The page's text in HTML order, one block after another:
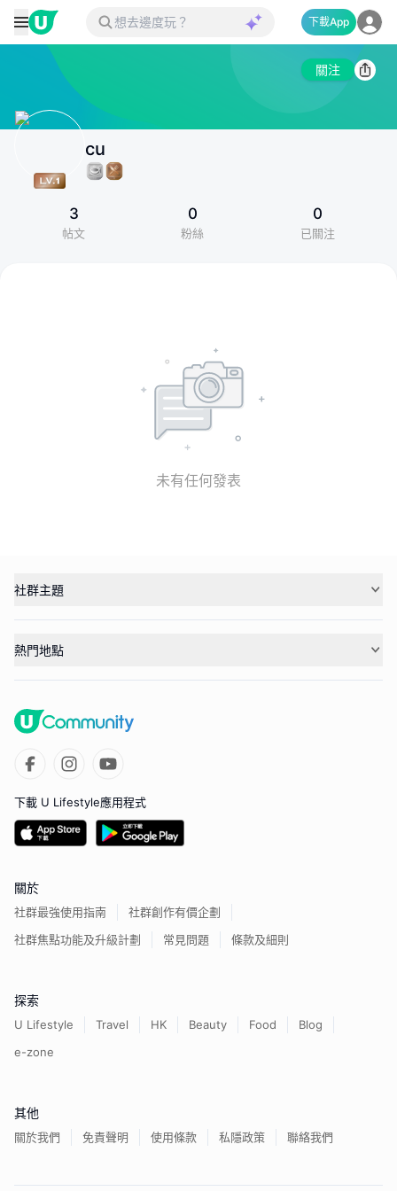
下載App
關注
cu
3
帖文
0
粉絲
0
已關注
未有任何發表
社群主題
熱門地點
下載 U Lifestyle應用程式
關於
社群最強使用指南
社群創作有價企劃
社群焦點功能及升級計劃
常見問題 條款及細則
探索
U Lifestyle Travel HK Beauty Food
Blog
e-zone
其他
關於我們 免責聲明 使用條款 私隱政策 聯絡我們